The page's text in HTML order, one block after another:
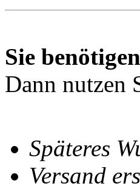
Sie
Dann nutzen
Späteres
Versand